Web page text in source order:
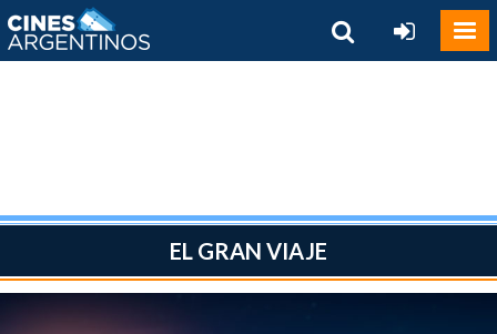
EL GRAN VIAJE